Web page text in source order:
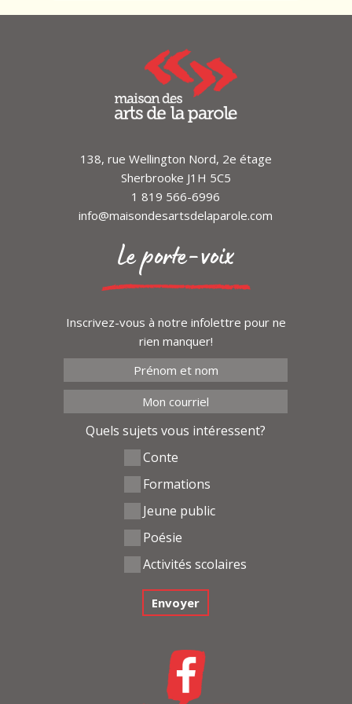
138, rue Wellington Nord, 2e étage
Sherbrooke J1H 5C5
1 819 566-6996
info@maisondesartsdelaparole.com
Le porte-voix
Inscrivez-vous à notre infolettre pour ne
rien manquer!
Quels sujets vous intéressent?
Conte
Formations
Jeune public
Poésie
Activités scolaires